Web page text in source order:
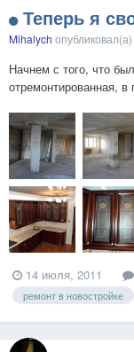
Теперь я
Mihalych
Начнем с того, что
отремонтированная,
Вобщем, вот что было
слой строительной
14 июля, 2011
ремонт в новостройке